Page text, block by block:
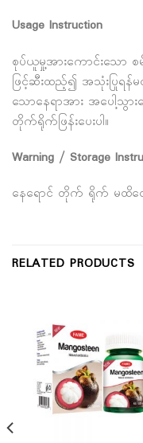
Usage Instruction
စုပ်ယူမှု့အားကောင်းသေ
ဖြင့်ဆီးထည့်၍ အသုံးပြုရန်
သောနေရာအား အပေါ့သွာ
တိုက်ရိုက်ဖြန်းပေးပါ။
Warning / Storage
နေရောင် တိုက် ရိုက် မထိတွ
RELATED PRODUCTS